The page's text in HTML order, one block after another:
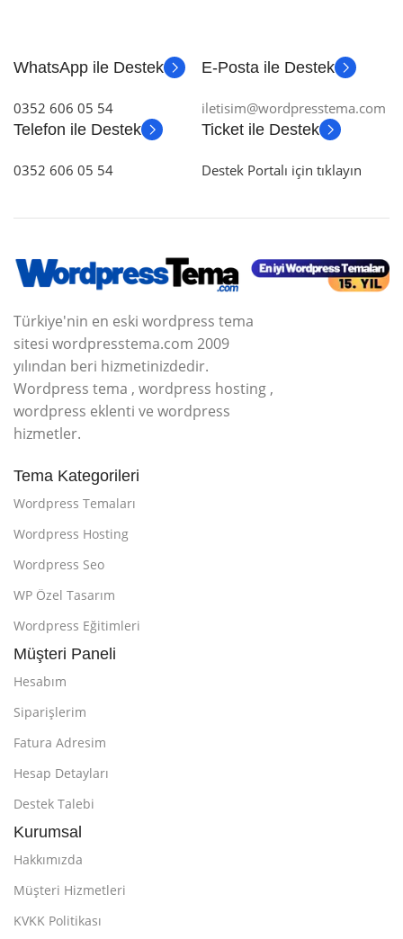
WhatsApp ile Destek
0352 606 05 54
E-Posta ile Destek
iletisim@wordpresstema.com
Telefon ile Destek
0352 606 05 54
Ticket ile Destek
Destek Portalı için tıklayın
Türkiye'nin en eski wordpress tema
sitesi wordpresstema.com 2009
yılından beri hizmetinizdedir.
Wordpress tema , wordpress hosting ,
wordpress eklenti ve wordpress
hizmetler.
Tema Kategorileri
Wordpress Temaları
Wordpress Hosting
Wordpress Seo
WP Özel Tasarım
Wordpress Eğitimleri
Müşteri Paneli
Hesabım
Siparişlerim
Fatura Adresim
Hesap Detayları
Destek Talebi
Kurumsal
Hakkımızda
Müşteri Hizmetleri
KVKK Politikası